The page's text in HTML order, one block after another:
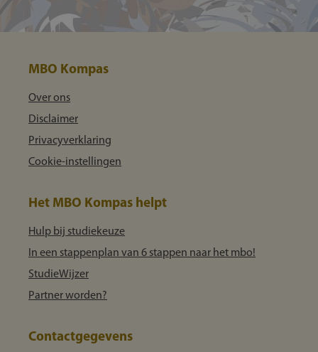
MBO Kompas
Over ons
Disclaimer
Privacyverklaring
Cookie-instellingen
Het MBO Kompas helpt
Hulp bij studiekeuze
In een stappenplan van 6 stappen naar het mbo!
StudieWijzer
Partner worden?
Contactgegevens